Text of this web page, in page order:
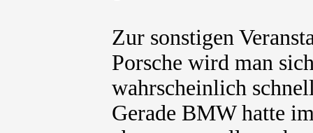
Zur sonstigen
Porsche wird man
wahrscheinlich
Gerade BMW hatte